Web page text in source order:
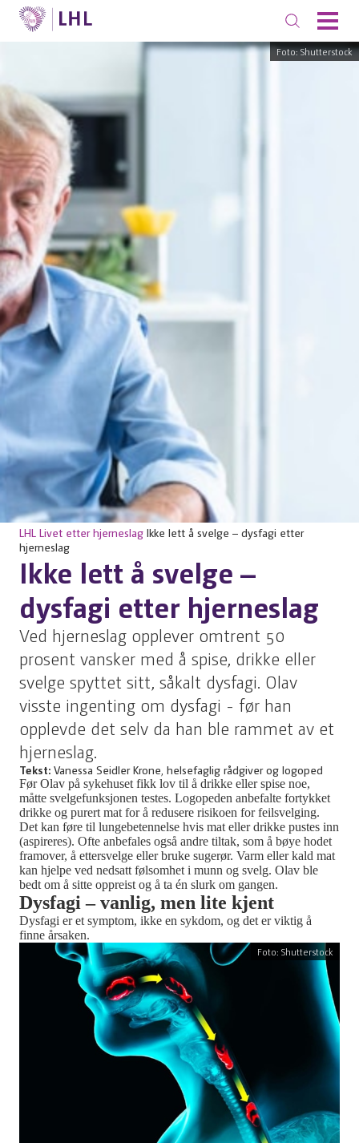
Foto: Shutterstock
LHL Livet etter hjerneslag Ikke lett å svelge – dysfagi etter
hjerneslag
Ikke lett å svelge –
dysfagi etter hjerneslag
Ved hjerneslag opplever omtrent 50
prosent vansker med å spise, drikke eller
svelge spyttet sitt, såkalt dysfagi. Olav
visste ingenting om dysfagi - før han
opplevde det selv da han ble rammet av et
hjerneslag.
Tekst: Vanessa Seidler Krone, helsefaglig rådgiver og logoped
Før Olav på sykehuset fikk lov til å drikke eller spise noe,
måtte svelgefunksjonen testes. Logopeden anbefalte fortykket
drikke og purert mat for å redusere risikoen for feilsvelging.
Det kan føre til lungebetennelse hvis mat eller drikke pustes inn
(aspireres). Ofte anbefales også andre tiltak, som å bøye hodet
framover, å ettersvelge eller bruke sugerør. Varm eller kald mat
kan hjelpe ved nedsatt følsomhet i munn og svelg. Olav ble
bedt om å sitte oppreist og å ta én slurk om gangen.
Dysfagi – vanlig, men lite kjent
Dysfagi er et symptom, ikke en sykdom, og det er viktig å
finne årsaken.
Foto: Shutterstock